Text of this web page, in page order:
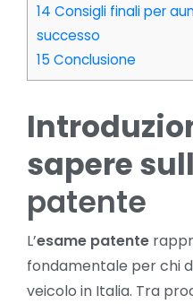
14 Consigli finali per
successo
15 Conclusione
sapere
patente
L’esame patente
fondamentale per chi
veicolo in Italia. Tra